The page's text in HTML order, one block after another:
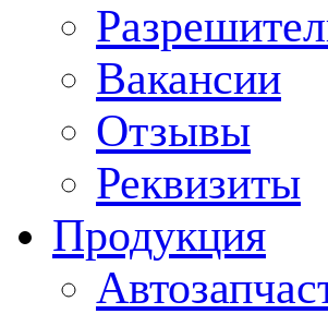
Вакансии
Отзывы
Реквизиты
Продукция